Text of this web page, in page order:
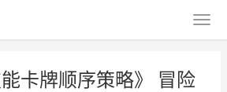
能卡牌顺序策略》 冒险